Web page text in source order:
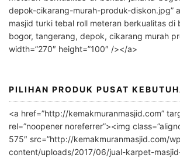
t
i
v
depok-cikarang-murah-produk-diskon.jpg”
masjid turki tebal roll meteran berkualitas di
bogor, tangerang, depok, cikarang murah
width=”270″ height=”100″ /></a>
PILIHAN PRODUK PUSAT
<a href=”http://kemakmuranmasjid.com”
rel=”noopener noreferrer”><img
575″ src=”http://kemakmuranmasjid.com/
content/uploads/2017/06/jual-karpet-